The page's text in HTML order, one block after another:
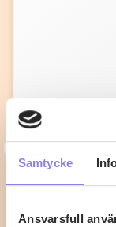
Samtycke
Ansvarsfull
T
Knafeh
Mellan